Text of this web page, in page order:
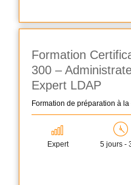
Formation
300 –
Expert LDAP
Formation de préparation à
Expert 5 jours -